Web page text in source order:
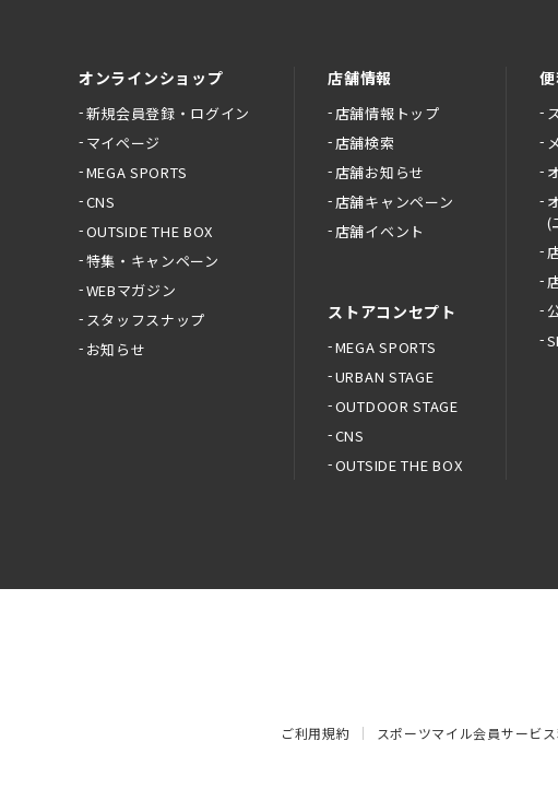
オンラインショップ
新規会員登録・ログイン
マイページ
MEGA SPORTS
CNS
OUTSIDE THE BOX
特集・キャンペーン
WEBマガジン
スタッフスナップ
お知らせ
店舗情報
店舗情報トップ
店舗検索
店舗お知らせ
店舗キャンペーン
店舗イベント
ストアコンセプト
MEGA SPORTS
URBAN STAGE
OUTDOOR STAGE
CNS
OUTSIDE THE BOX
(
ご利用規約 スポーツマイル会員サービ